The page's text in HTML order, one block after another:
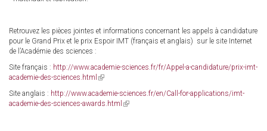
Retrouvez les pièces jointes et informations concernant les appels à candidature
pour le Grand Prix et le prix Espoir IMT (français et anglais) sur le site Internet
de l’Académie des sciences :
Site français : http://www.academie-sciences.fr/fr/Appel-a-candidature/prix-imt-
academie-des-sciences.html (link
external)
Site anglais : http://www.academie-sciences.fr/en/Call-for-applications/imt-
academie-des-sciences-awards.html (link